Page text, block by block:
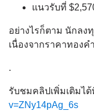
แนวรับที่
อย่างไรก็ตาม นักลง
เนื่องจากราคาทอง
.
รับชมคลิปเพิ่มเติมได้
v=ZNy14pAg_6s